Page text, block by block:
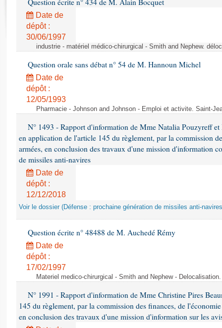
Rapports d'enquête
Rapports législatifs
Rapports sur l'application des lois
Baromètre de l’application des lois
Dossiers législatifs
Budget et sécurité sociale
Questions écrites et orales
Comptes rendus des débats
Question écrite n° 434 de M. Alain Bocquet
Date de
dépôt :
30/06/1997
industrie - matériel médico-chirurgical - Smith and Nephew.
Question orale sans débat n° 54 de M. Hannoun Michel
Date de
dépôt :
12/05/1993
Pharmacie - Johnson and Johnson - Emploi et activite. Saint-
N° 1493 - Rapport d'information de Mme Natalia Pouzyreff
en application de l'article 145 du règlement, par la commission
armées, en conclusion des travaux d'une mission d'information
de missiles anti-navires
Date de
dépôt :
12/12/2018
Voir le dossier (Défense : prochaine génération de missiles anti-
Question écrite n° 48488 de M. Auchedé Rémy
Date de
dépôt :
17/02/1997
Materiel medico-chirurgical - Smith and Nephew -
N° 1991 - Rapport d'information de Mme Christine Pires
145 du règlement, par la commission des finances, de
en conclusion des travaux d'une mission d'information sur les